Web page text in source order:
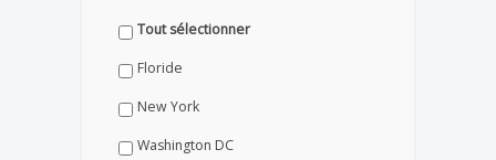
Tout sélectionner
Floride
New York
Washington DC